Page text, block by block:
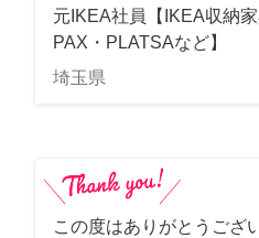
元IKEA社員【IKEA収納
PAX・PLATSAなど】
埼玉県
この度はありがとうござ